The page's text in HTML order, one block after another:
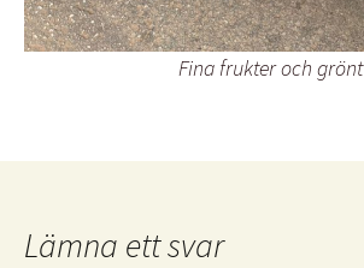
Fina frukter och grönt
Lämna ett svar